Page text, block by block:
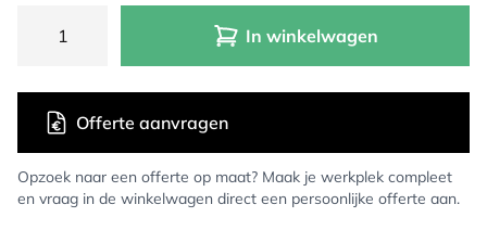
In winkelwagen
Opzoek naar een offerte op maat? Maak je werkplek compleet
en vraag in de winkelwagen direct een persoonlijke offerte aan.
Offerte aanvragen